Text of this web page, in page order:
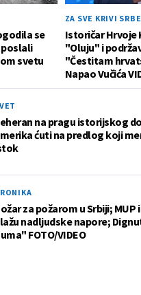
se
svetu
ZA SVE KRIVI SRBE
Istoričar Hrvoje
"Oluju" i
"Čestitam
Napao Vučića
na pragu istorijskog
ćuti na predlog koji
za požarom u Srbiji;
nadljudske napore;
FOTO/VIDEO